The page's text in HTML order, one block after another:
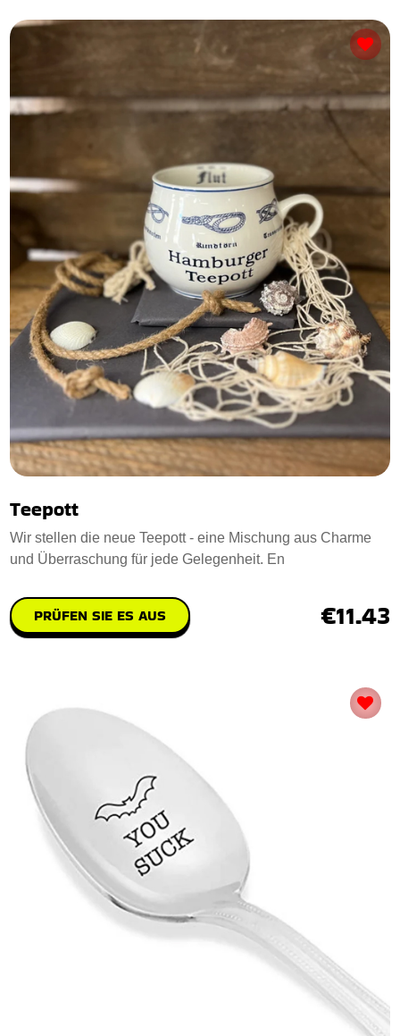
Teepott
Wir stellen die neue Teepott - eine Mischung aus Charme
und Überraschung für jede Gelegenheit. En
PRÜFEN SIE ES AUS €11.43